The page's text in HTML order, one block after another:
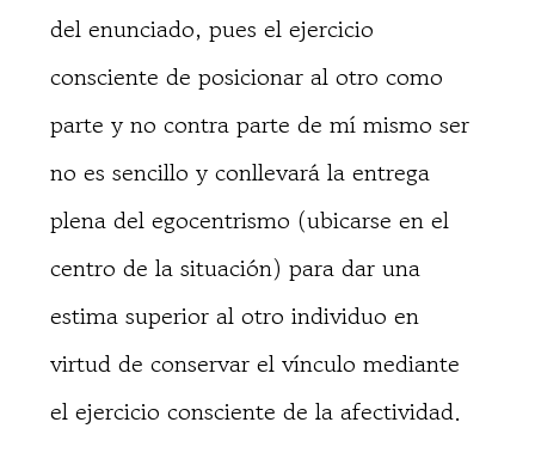
del enunciado, pues el ejercicio
consciente de posicionar al otro como
parte y no contra parte de mí mismo ser
no es sencillo y conllevará la entrega
plena del egocentrismo (ubicarse en el
centro de la situación) para dar una
estima superior al otro individuo en
virtud de conservar el vínculo mediante
el ejercicio consciente de la afectividad.